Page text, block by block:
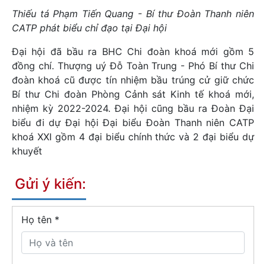
Thiếu tá Phạm Tiến Quang - Bí thư Đoàn Thanh niên
CATP phát biểu chỉ đạo tại Đại hội
Đại hội đã bầu ra BHC Chi đoàn khoá mới gồm 5
đồng chí. Thượng uý Đỗ Toàn Trung - Phó Bí thư Chi
đoàn khoá cũ được tín nhiệm bầu trúng cử giữ chức
Bí thư Chi đoàn Phòng Cảnh sát Kinh tế khoá mới,
nhiệm kỳ 2022-2024. Đại hội cũng bầu ra Đoàn Đại
biểu đi dự Đại hội Đại biểu Đoàn Thanh niên CATP
khoá XXI gồm 4 đại biểu chính thức và 2 đại biểu dự
khuyết
Gửi ý kiến:
Họ tên *